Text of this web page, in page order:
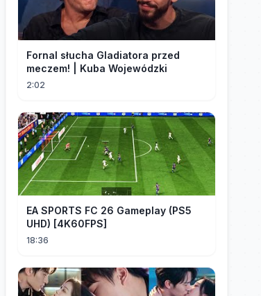
Fornal słucha Gladiatora przed
meczem! | Kuba Wojewódzki
2:02
EA SPORTS FC 26 Gameplay (PS5
UHD) [4K60FPS]
18:36